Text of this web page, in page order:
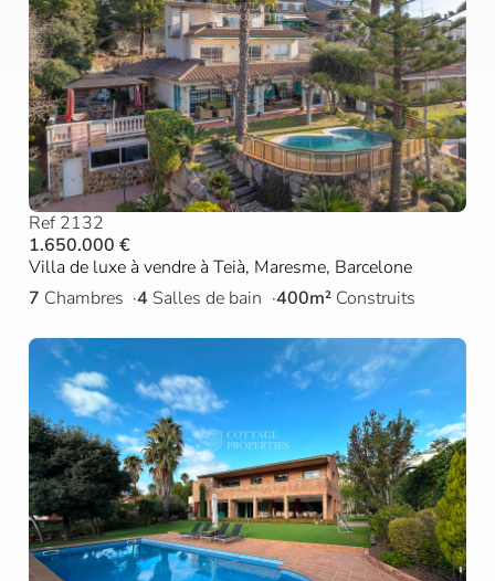
Ref 2132
1.650.000 €
Villa de luxe à vendre à Teià, Maresme, Barcelone
7 Chambres 4 Salles de bain 400m² Construits